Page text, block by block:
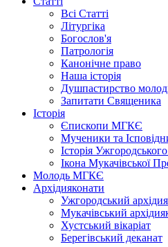
Всі Статті
Літургіка
Богослов'я
Патрологія
Канонічне право
Наша історія
Душпастирство
Запитати Священика
Історія
Єпископи МГКЄ
Мученики та
Історія
Ікона Мукачівської
Молодь МГКЄ
Архідияконати
Ужгородський
Мукачівський
Хустський вікаріат
Берегівський деканат